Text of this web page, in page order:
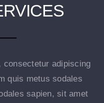
consectetur adipiscing
quis metus sodales
sapien, sit amet